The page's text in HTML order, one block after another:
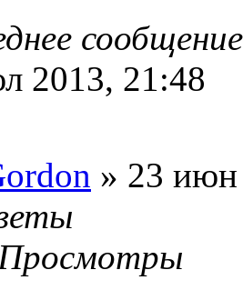
2013, 21:48
» 23 июн